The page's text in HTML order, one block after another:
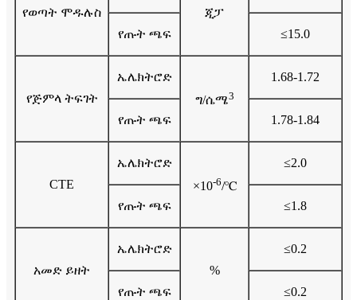
የወጣት ሞዱሉስ
ጂፓ
የጡት ጫፍ ≤15.0
የጅምላ ትፍገት
ኤሌክትሮድ
ግ/ሴሜ3
1.68-1.72
የጡት ጫፍ 1.78-1.84
CTE
ኤሌክትሮድ
×10-6/℃
≤2.0
የጡት ጫፍ ≤1.8
አመድ ይዘት
ኤሌክትሮድ
%
≤0.2
የጡት ጫፍ ≤0.2